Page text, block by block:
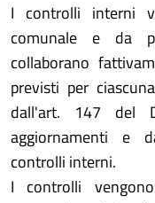
network
I controlli interni
comunale e da
collaborano
previsti per
dall'art. 147 del
aggiornamenti e
controlli interni.
I controlli